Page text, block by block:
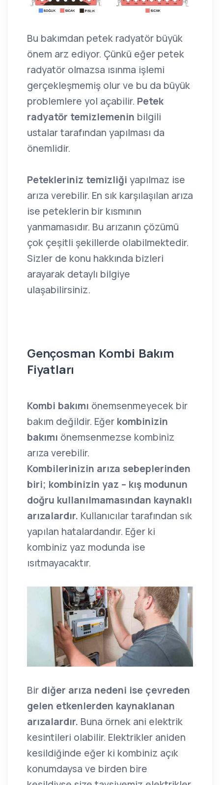
Bu bakımdan petek radyatör büyük
önem arz ediyor. Çünkü eğer petek
radyatör olmazsa ısınma işlemi
gerçekleşmemiş olur ve bu da büyük
problemlere yol açabilir. Petek
radyatör temizlemenin bilgili
ustalar tarafından yapılması da
önemlidir.
Petekleriniz temizliği yapılmaz ise
arıza verebilir. En sık karşılaşılan arıza
ise peteklerin bir kısmının
yanmamasıdır. Bu arızanın çözümü
çok çeşitli şekillerde olabilmektedir.
Sizler de konu hakkında bizleri
arayarak detaylı bilgiye
ulaşabilirsiniz.
Gençosman Kombi Bakım
Fiyatları
Kombi bakımı önemsenmeyecek bir
bakım değildir. Eğer kombinizin
bakımı önemsenmezse kombiniz
arıza verebilir.
Kombilerinizin arıza sebeplerinden
biri; kombinizin yaz – kış modunun
doğru kullanılmamasından kaynaklı
arızalardır. Kullanıcılar tarafından sık
yapılan hatalardandır. Eğer ki
kombiniz yaz modunda ise
ısıtmayacaktır.
Bir diğer arıza nedeni ise çevreden
gelen etkenlerden kaynaklanan
arızalardır. Buna örnek ani elektrik
kesintileri olabilir. Elektrikler aniden
kesildiğinde eğer ki kombiniz açık
konumdaysa ve birden bire